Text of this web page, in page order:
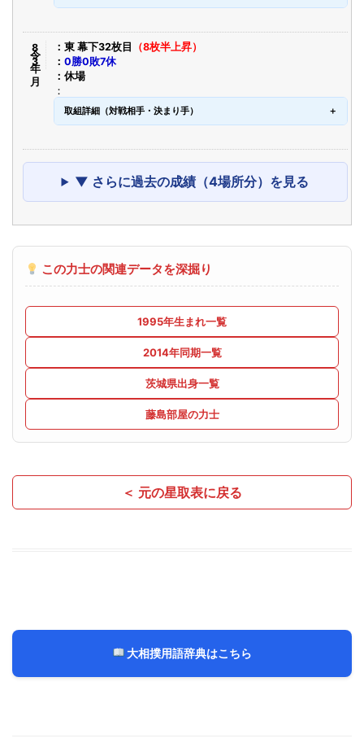
令8年3月 東 幕下32枚目
（8枚半上昇）
0勝0敗7休
休場
取組詳細（対戦相手・決まり手）
▼ さらに過去の成績（4場所分）を見る
この力士の関連データを深掘り
1995年生まれ一覧
2014年同期一覧
茨城県出身一覧
藤島部屋の力士
＜ 元の星取表に戻る
大相撲用語辞典はこちら